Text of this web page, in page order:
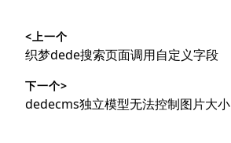
章
导
航
<上一个
上
文
章：
织梦dede搜索页面调用自定义字段
下一个>
下
dedecms独立模型无法控制图片大小